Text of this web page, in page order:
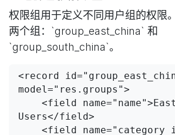
权限组用于定义不同用户组的权限
两个组：`group_east_china` 和
`group_south_china`。
<record
model="res.groups">
Users</field>